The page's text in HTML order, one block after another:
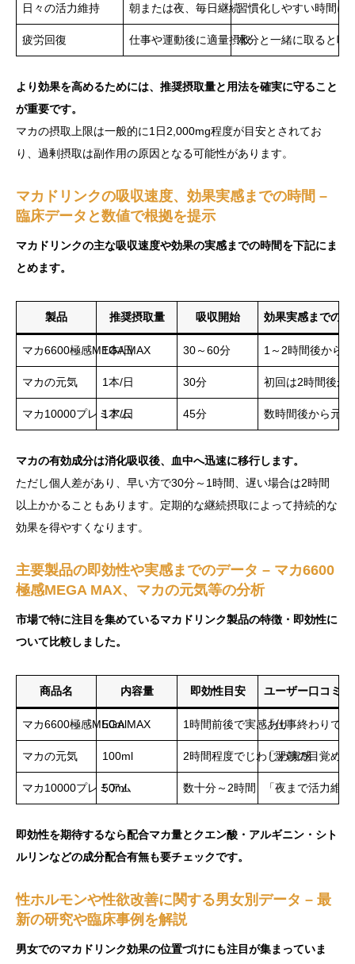
日々の活力維持 朝または夜、毎日継続習慣化しやすい時間に
疲労回復 仕事や運動後に適量摂取水分と一緒に取ると吸
より効果を高めるためには、推奨摂取量と用法を確実に守ること
が重要です。
マカの摂取上限は一般的に1日2,000mg程度が目安とされてお
り、過剰摂取は副作用の原因となる可能性があります。
マカドリンクの吸収速度、効果実感までの時間 –
臨床データと数値で根拠を提示
マカドリンクの主な吸収速度や効果の実感までの時間を下記にま
とめます。
製品 推奨摂取量 吸収開始 効果実感までの目
マカ6600極感MEGA MAX
1本/日 30～60分 1～2時間後から
マカの元気 1本/日 30分 初回は2時間後か
マカ10000プレミアム
1本/日 45分 数時間後から元
マカの有効成分は消化吸収後、血中へ迅速に移行します。
ただし個人差があり、早い方で30分～1時間、遅い場合は2時間
以上かかることもあります。定期的な継続摂取によって持続的な
効果を得やすくなります。
主要製品の即効性や実感までのデータ – マカ6600
極感MEGA MAX、マカの元気等の分析
市場で特に注目を集めているマカドリンク製品の特徴・即効性に
ついて比較しました。
商品名 内容量 即効性目安 ユーザー口コミま
マカ6600極感MEGA MAX
50ml 1時間前後で実感あり「仕事終わりで
マカの元気 100ml 2時間程度でじわじわ実感
「翌朝の目覚め
マカ10000プレミアム
50ml 数十分～2時間 「夜まで活力維
即効性を期待するなら配合マカ量とクエン酸・アルギニン・シト
ルリンなどの成分配合有無も要チェックです。
性ホルモンや性欲改善に関する男女別データ – 最
新の研究や臨床事例を解説
男女でのマカドリンク効果の位置づけにも注目が集まっていま